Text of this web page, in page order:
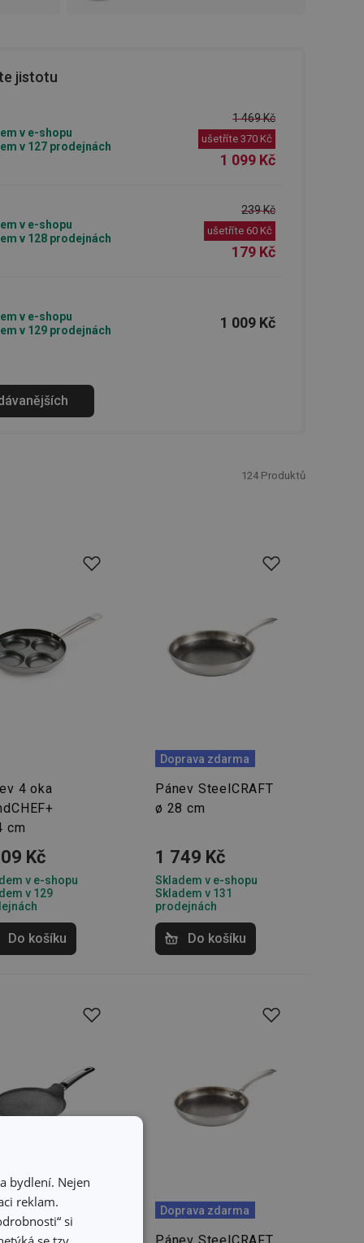
jistotu
v e-shopu
v 127 prodejnách
1 469 Kč
ušetříte 370 Kč
1 099 Kč
v e-shopu
v 128 prodejnách
239 Kč
ušetříte 60 Kč
179 Kč
v e-shopu
v 129 prodejnách
1 009 Kč
124 Produktů
4 oka
cm
Kč
v e-shopu
v 129
Do košíku
Doprava zdarma
Pánev SteelCRAFT
ø 28 cm
1 749 Kč
Skladem v e-shopu
Skladem v 131
prodejnách
Do košíku
% Doprava zdarma
bydlení. Nejen
reklam.
si